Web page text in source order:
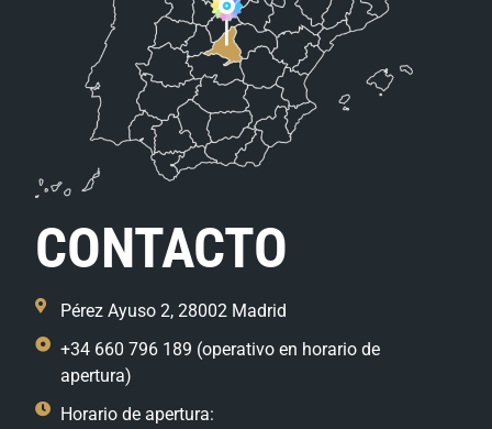
CONTACTO
Pérez Ayuso 2, 28002 Madrid
+34 660 796 189 (operativo en horario de
apertura)
Horario de apertura: